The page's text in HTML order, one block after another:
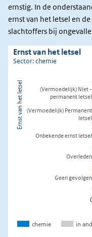
ernstig. In de
ernst van het letsel en
slachtoffers bij